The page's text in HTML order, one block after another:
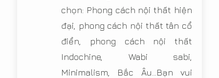
chọn: Phong cách nội thất hiện
đại, phong cách nội thất tân cổ
điển, phong cách nội thất
Indochine, Wabi sabi,
Minimalism, Bắc Âu...Bạn vui